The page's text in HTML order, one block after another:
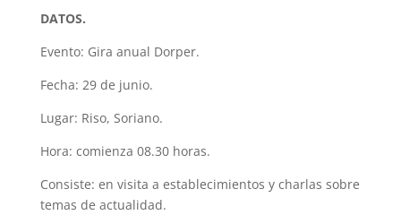
DATOS.
Evento: Gira anual Dorper.
Fecha: 29 de junio.
Lugar: Riso, Soriano.
Hora: comienza 08.30 horas.
Consiste: en visita a establecimientos y charlas sobre
temas de actualidad.